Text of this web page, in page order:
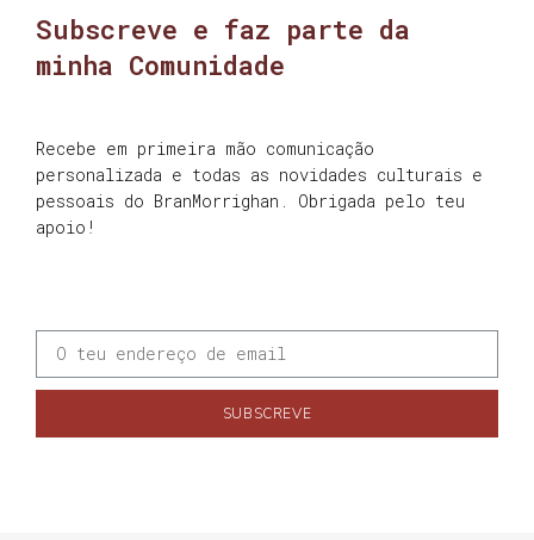
Subscreve e faz parte da
minha Comunidade
Recebe em primeira mão comunicação
personalizada e todas as novidades culturais e
pessoais do BranMorrighan. Obrigada pelo teu
apoio!
SUBSCREVE